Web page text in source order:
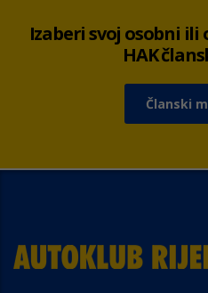
Izaberi svoj osobni ili
HAK
Članski